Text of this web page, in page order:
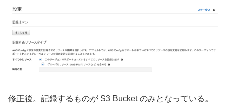
修正後。記録するものが S3 Bucket のみとなっている。